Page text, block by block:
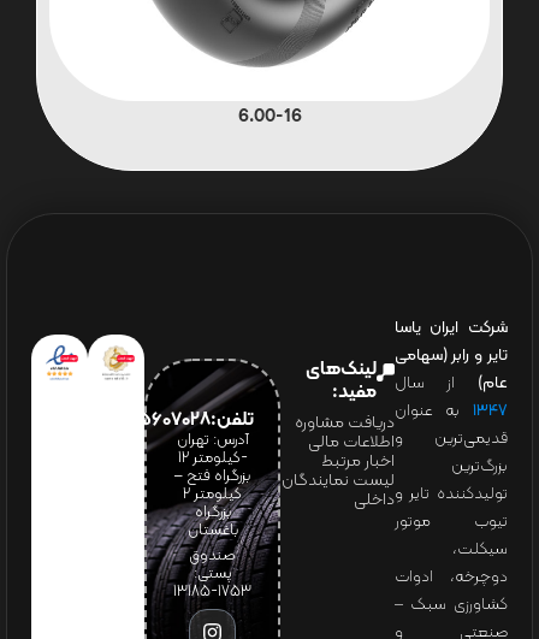
6.00-16
شرکت ایران یاسا
تایر و رابر (سهامی
عام) از سال
۱۳۴۷ به عنوان
قدیمی‌ترین و
بزرگ‌ترین
تولیدکننده تایر و
تیوب موتور
سیکلت،
دوچرخه، ادوات
کشاورزی سبک –
صنعتی و
لینک‌های
مفید:
دریافت مشاوره
اطلاعات مالی
اخبار مرتبط
لیست نمایندگان
داخلی
تلفن:65607028(021)
آدرس: تهران
-کیلومتر 12
بزرگراه فتح –
کیلومتر ۲
بزرگراه
باغستان
صندوق
پستی:
1753-13185